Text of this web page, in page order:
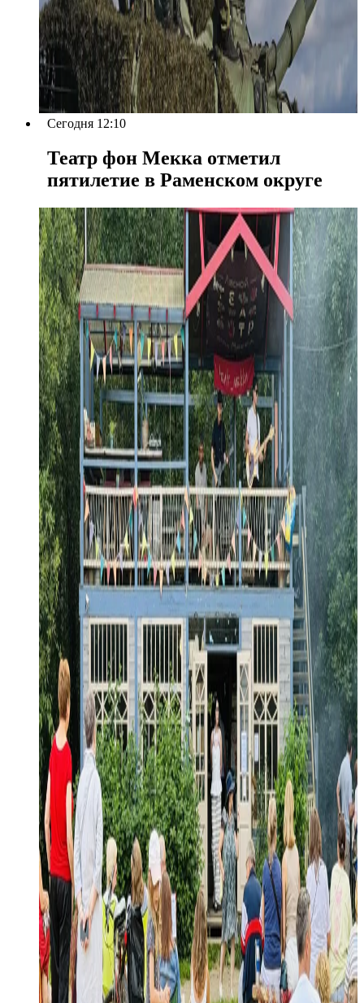
Сегодня 12:10
Театр фон Мекка отметил
пятилетие в Раменском округе